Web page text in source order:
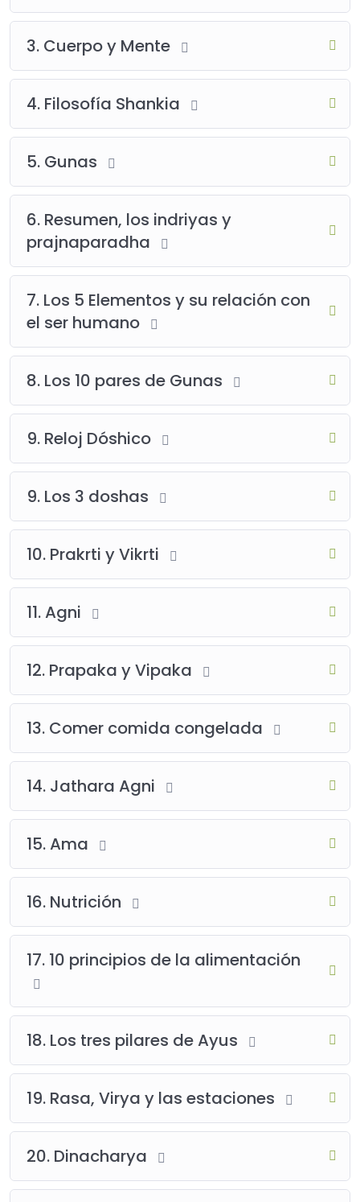
3. Cuerpo y Mente
4. Filosofía Shankia
5. Gunas
6. Resumen, los indriyas y
prajnaparadha
7. Los 5 Elementos y su relación con
el ser humano
8. Los 10 pares de Gunas
9. Reloj Dóshico
9. Los 3 doshas
10. Prakrti y Vikrti
11. Agni
12. Prapaka y Vipaka
13. Comer comida congelada
14. Jathara Agni
15. Ama
16. Nutrición
17. 10 principios de la alimentación
18. Los tres pilares de Ayus
19. Rasa, Virya y las estaciones
20. Dinacharya